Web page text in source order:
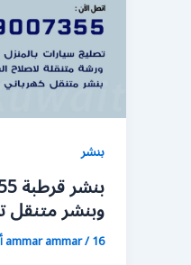
بنشر
وبنشر متنقل
ammar ammar/16 أبريل، 2020